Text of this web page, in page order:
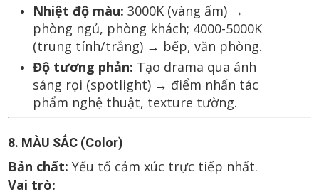
Nhiệt độ màu: 3000K (vàng ấm) →
phòng ngủ, phòng khách; 4000-5000K
(trung tính/trắng) → bếp, văn phòng.
Độ tương phản: Tạo drama qua ánh
sáng rọi (spotlight) → điểm nhấn tác
phẩm nghệ thuật, texture tường.
8. MÀU SẮC (Color)
Bản chất: Yếu tố cảm xúc trực tiếp nhất.
Vai trò: